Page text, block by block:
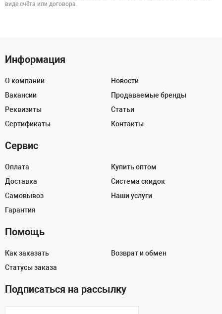
виде счёта или договора.
Информация
О компании
Вакансии
Реквизиты
Сертификаты
Новости
Продаваемые бренды
Статьи
Контакты
Сервис
Оплата
Доставка
Самовывоз
Гарантия
Купить оптом
Система скидок
Наши услуги
Помощь
Как заказать
Статусы заказа
Возврат и обмен
Подписаться на рассылку